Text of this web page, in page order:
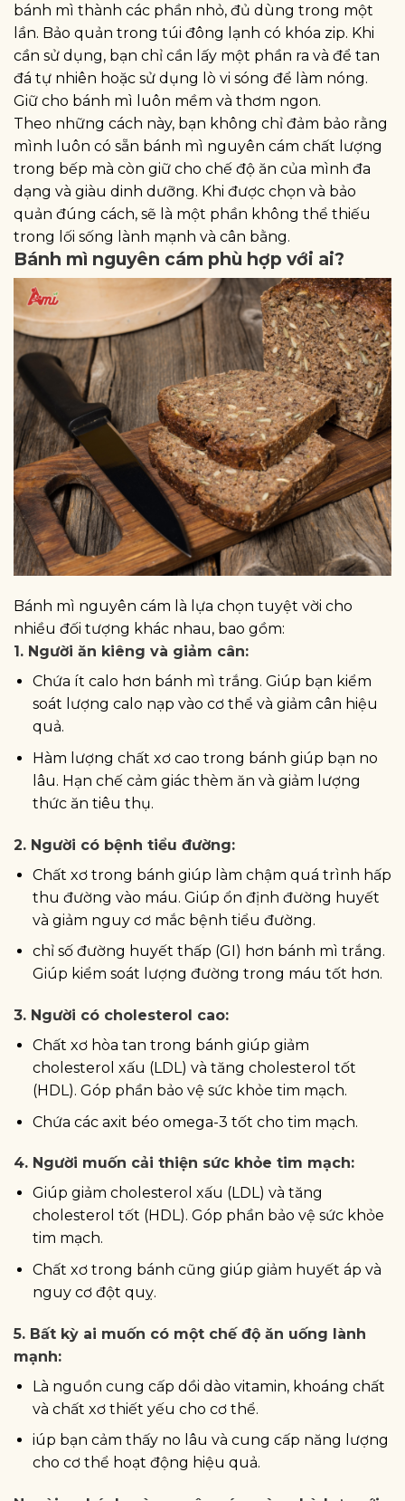
bánh mì thành các phần nhỏ, đủ dùng trong một
lần. Bảo quản trong túi đông lạnh có khóa zip. Khi
cần sử dụng, bạn chỉ cần lấy một phần ra và để tan
đá tự nhiên hoặc sử dụng lò vi sóng để làm nóng.
Giữ cho bánh mì luôn mềm và thơm ngon.
Theo những cách này, bạn không chỉ đảm bảo rằng
mình luôn có sẵn bánh mì nguyên cám chất lượng
trong bếp mà còn giữ cho chế độ ăn của mình đa
dạng và giàu dinh dưỡng. Khi được chọn và bảo
quản đúng cách, sẽ là một phần không thể thiếu
trong lối sống lành mạnh và cân bằng.
Bánh mì nguyên cám phù hợp với ai?
Bánh mì nguyên cám là lựa chọn tuyệt vời cho
nhiều đối tượng khác nhau, bao gồm:
1. Người ăn kiêng và giảm cân:
Chứa ít calo hơn bánh mì trắng. Giúp bạn kiểm
soát lượng calo nạp vào cơ thể và giảm cân hiệu
quả.
Hàm lượng chất xơ cao trong bánh giúp bạn no
lâu. Hạn chế cảm giác thèm ăn và giảm lượng
thức ăn tiêu thụ.
2. Người có bệnh tiểu đường:
Chất xơ trong bánh giúp làm chậm quá trình hấp
thu đường vào máu. Giúp ổn định đường huyết
và giảm nguy cơ mắc bệnh tiểu đường.
chỉ số đường huyết thấp (GI) hơn bánh mì trắng.
Giúp kiểm soát lượng đường trong máu tốt hơn.
3. Người có cholesterol cao:
Chất xơ hòa tan trong bánh giúp giảm
cholesterol xấu (LDL) và tăng cholesterol tốt
(HDL). Góp phần bảo vệ sức khỏe tim mạch.
Chứa các axit béo omega-3 tốt cho tim mạch.
4. Người muốn cải thiện sức khỏe tim mạch:
Giúp giảm cholesterol xấu (LDL) và tăng
cholesterol tốt (HDL). Góp phần bảo vệ sức khỏe
tim mạch.
Chất xơ trong bánh cũng giúp giảm huyết áp và
nguy cơ đột quỵ.
5. Bất kỳ ai muốn có một chế độ ăn uống lành
mạnh:
Là nguồn cung cấp dồi dào vitamin, khoáng chất
và chất xơ thiết yếu cho cơ thể.
iúp bạn cảm thấy no lâu và cung cấp năng lượng
cho cơ thể hoạt động hiệu quả.